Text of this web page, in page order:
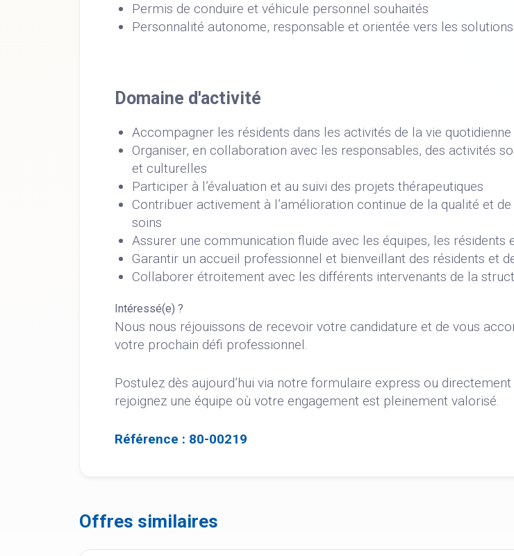
Permis de conduire et véhicule personnel souhaités
Personnalité autonome, responsable et orientée vers les solutions
Domaine d'activité
Accompagner les résidents dans les activités de la vie quotidienne
Organiser, en collaboration avec les responsables, des activités
et culturelles
Participer à l’évaluation et au suivi des projets thérapeutiques
Contribuer activement à l’amélioration continue de la qualité et de
soins
Assurer une communication fluide avec les équipes, les résidents
Garantir un accueil professionnel et bienveillant des résidents et
Collaborer étroitement avec les différents intervenants de la
Intéressé(e) ?
Nous nous réjouissons de recevoir votre candidature et de vous
votre prochain défi professionnel.
Postulez dès aujourd’hui via notre formulaire express ou
rejoignez une équipe où votre engagement est pleinement valorisé.
Référence : 80-00219
Offres similaires